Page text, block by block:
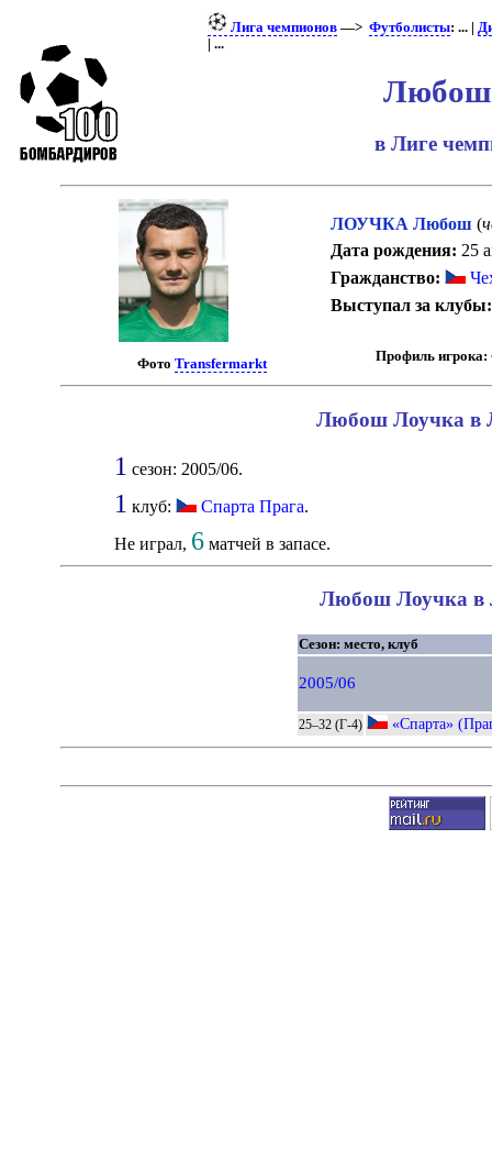
Лига чемпионов —>Футболисты: ... |
| ...
Любош
в Лиге
Фото Transfermarkt
ЛОУЧКА Любош (
Дата рождения: 25
Гражданство:
Выступал за клубы:
Профиль игрока:
Любош Лоучка в
1 сезон: 2005/06.
1 клуб: Спарта Прага.
Не играл, 6 матчей в запасе.
Любош Лоучка в
Сезон: место, клуб
2005/06
25–32 (Г-4) «Спарта»